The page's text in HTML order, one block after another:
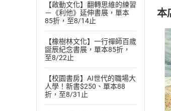
【啟動文化】翻轉思維的練習
－《利他》延伸書展，單本
85折，至8/14止
【橡樹林文化】一行禪師百歲
誕辰紀念書展，單本85折，
至8/22止
【校園書房】AI世代的職場大
人學！新書$250、單本88
折，至8/31止
本